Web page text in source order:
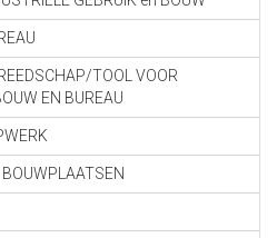
TOOL VOOR
EN BUREAU